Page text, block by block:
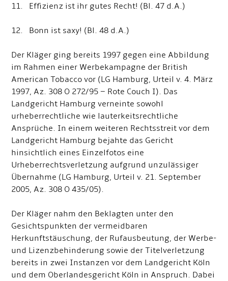
11. Effizienz ist ihr gutes Recht! (Bl. 47 d.A.)
12. Bonn ist saxy! (Bl. 48 d.A.)
Der Kläger ging bereits 1997 gegen eine Abbildung
im Rahmen einer Werbekampagne der British
American Tobacco vor (LG Hamburg, Urteil v. 4. März
1997, Az. 308 O 272/95 – Rote Couch I). Das
Landgericht Hamburg verneinte sowohl
urheberrechtliche wie lauterkeitsrechtliche
Ansprüche. In einem weiteren Rechtsstreit vor dem
Landgericht Hamburg bejahte das Gericht
hinsichtlich eines Einzelfotos eine
Urheberrechtsverletzung aufgrund unzulässiger
Übernahme (LG Hamburg, Urteil v. 21. September
2005, Az. 308 O 435/05).
Der Kläger nahm den Beklagten unter den
Gesichtspunkten der vermeidbaren
Herkunftstäuschung, der Rufausbeutung, der Werbe-
und Lizenzbehinderung sowie der Titelverletzung
bereits in zwei Instanzen vor dem Landgericht Köln
und dem Oberlandesgericht Köln in Anspruch. Dabei